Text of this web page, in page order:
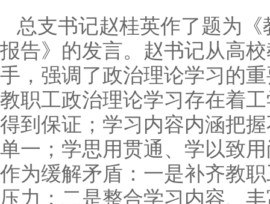
总支书记赵桂英作了题为
报告》的发言。赵书记从高
手，强调了政治理论学习的
教职工政治理论学习存在着
得到保证；学习内容内涵把
单一；学思用贯通、学以致
作为缓解矛盾：一是补齐教
压力；二是整合学习内容、